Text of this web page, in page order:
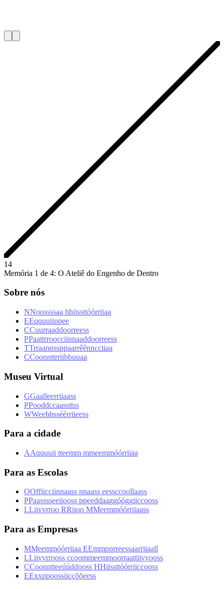
14
Memória 1 de 4: O Ateliê do Engenho de Dentro
Sobre nós
NNoossssaa hhiissttóórriiaa
EEqquuiippee
CCuurraaddoorreess
PPaattrroocciinnaaddoorreess
TTrraannssppaarrêênncciiaa
CCoonnttrriibbuuaa
Museu Virtual
GGaalleerriiaass
PPooddccaassttss
WWeebbsséérriieess
Para a cidade
AAqquuii tteemm mmeemmóórriiaa
Para as Escolas
OOffiicciinnaass nnaass eessccoollaass
PPaasssseeiiooss ppeeddaaggóóggiiccooss
LLiivvrroo RRiioo MMeemmóórriiaass
Para as Empresas
MMeemmóórriiaa EEmmpprreessaarriiaall
LLiivvrrooss ccoommeemmoorraattiivvooss
CCoonntteeúúddooss HHiissttóórriiccooss
EExxppoossiiççõõeess